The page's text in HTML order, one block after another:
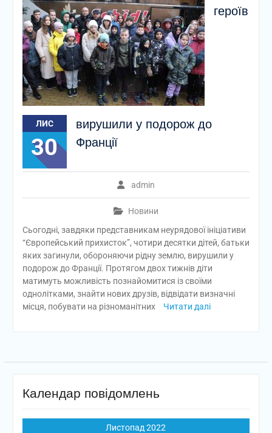
ЛИС
30
героїв
вирушили у подорож до
Франції
admin
Новини
Сьогодні, завдяки представникам неурядової ініціативи
“Європейський прихисток”, чотири десятки дітей, батьки
яких загинули, обороняючи рідну землю, вирушили у
подорож до Франції. Протягом двох тижнів діти
матимуть можливість познайомитися із своїми
однолітками, знайти нових друзів, відвідати визначні
місця, побувати на різноманітних
Читати далі
Календар повідомлень
Листопад 2022